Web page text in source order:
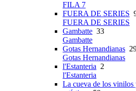
FILA 7
FUERA DE SERIES
FUERA DE SERIES
Gambatte 33
Gambatte
Gotas Hernandianas
Gotas Hernandianas
l'Estanteria 2
l'Estanteria
La cueva de los vinilos